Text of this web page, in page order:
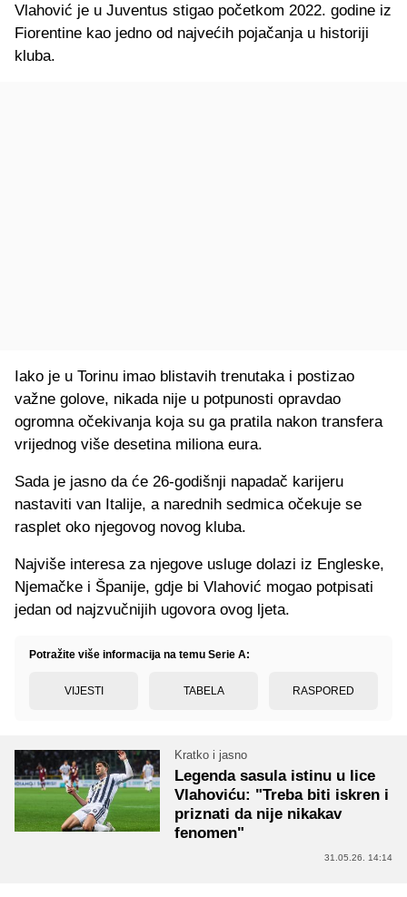
Vlahović je u Juventus stigao početkom 2022. godine iz
Fiorentine kao jedno od najvećih pojačanja u historiji
kluba.
Iako je u Torinu imao blistavih trenutaka i postizao
važne golove, nikada nije u potpunosti opravdao
ogromna očekivanja koja su ga pratila nakon transfera
vrijednog više desetina miliona eura.
Sada je jasno da će 26-godišnji napadač karijeru
nastaviti van Italije, a narednih sedmica očekuje se
rasplet oko njegovog novog kluba.
Najviše interesa za njegove usluge dolazi iz Engleske,
Njemačke i Španije, gdje bi Vlahović mogao potpisati
jedan od najzvučnijih ugovora ovog ljeta.
Potražite više informacija na temu Serie A:
VIJESTI TABELA RASPORED
Kratko i jasno
Legenda sasula istinu u lice
Vlahoviću: "Treba biti iskren i
priznati da nije nikakav
fenomen"
31.05.26. 14:14